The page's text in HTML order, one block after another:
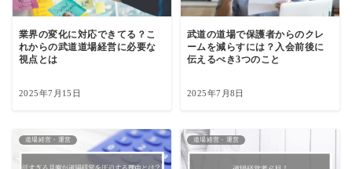
業界の変化に対応できてる？こ
れからの武道道場経営に必要な
視点とは
2025年7月15日
武道の道場で保護者からのクレ
ームを減らすには？入会前後に
伝えるべき3つのこと
2025年7月8日
道場経営・運営 道場経営・運営